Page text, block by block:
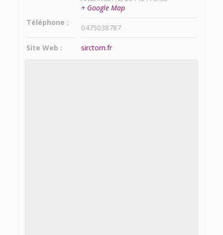
+ Google Map
Téléphone :
0475038787
Site Web : sirctom.fr